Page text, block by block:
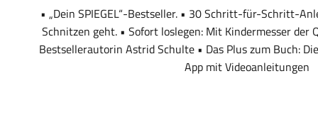
• „Dein SPIEGEL“-Bestseller. • 30 Schritt-für-Schritt-
Schnitzen geht. • Sofort loslegen: Mit Kindermesser der
Bestsellerautorin Astrid Schulte • Das Plus zum Buch:
App mit Videoanleitungen